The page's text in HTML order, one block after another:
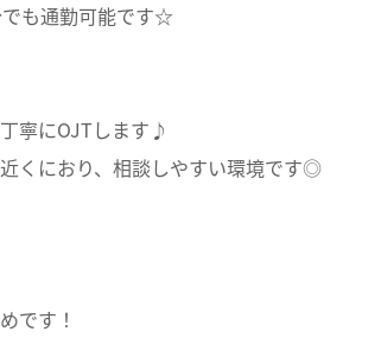
も通勤可能です☆
寧にOJTします♪
くにおり、相談しやすい環境です◎
です！